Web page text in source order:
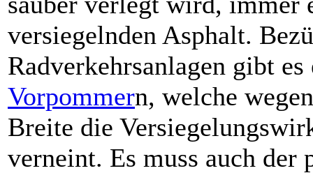
versiegelnden Asphalt.
Radverkehrsanlagen gibt es
Vorpommern, welche
Breite die
verneint. Es muss auch